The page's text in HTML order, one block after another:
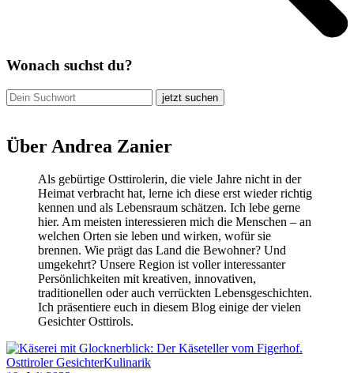
Wonach suchst du?
jetzt suchen
Über Andrea Zanier
Als gebürtige Osttirolerin, die viele Jahre nicht in der
Heimat verbracht hat, lerne ich diese erst wieder richtig
kennen und als Lebensraum schätzen. Ich lebe gerne
hier. Am meisten interessieren mich die Menschen – an
welchen Orten sie leben und wirken, wofür sie
brennen. Wie prägt das Land die Bewohner? Und
umgekehrt? Unsere Region ist voller interessanter
Persönlichkeiten mit kreativen, innovativen,
traditionellen oder auch verrückten Lebensgeschichten.
Ich präsentiere euch in diesem Blog einige der vielen
Gesichter Osttirols.
Osttiroler GesichterKulinarik